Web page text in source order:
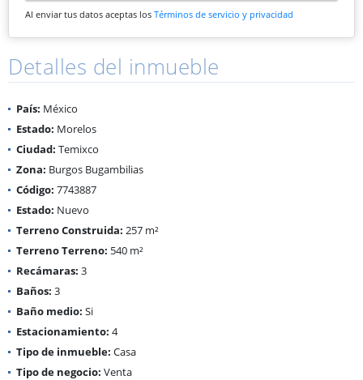
Al enviar tus datos aceptas los Términos de servicio y privacidad
Detalles del inmueble
País: México
Estado: Morelos
Ciudad: Temixco
Zona: Burgos Bugambilias
Código: 7743887
Estado: Nuevo
Terreno Construida: 257 m²
Terreno Terreno: 540 m²
Recámaras: 3
Baños: 3
Baño medio: Si
Estacionamiento: 4
Tipo de inmueble: Casa
Tipo de negocio: Venta